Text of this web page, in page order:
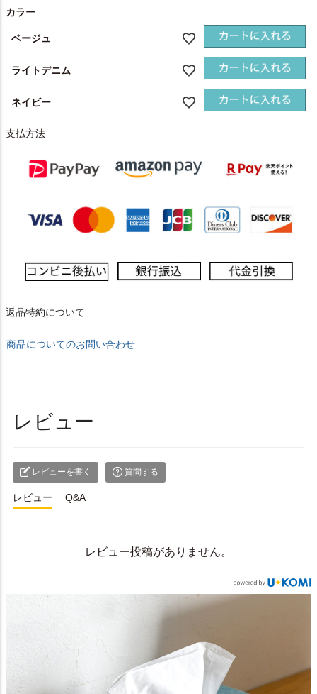
カラー
ベージュ
ライトデニム
ネイビー
支払方法
返品特約について
商品についてのお問い合わせ
レビュー
レビューを書く 質問する
レビュー Q&A
レビュー投稿がありません。